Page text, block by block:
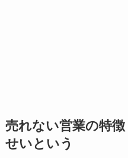
売れない営業の特
せいという